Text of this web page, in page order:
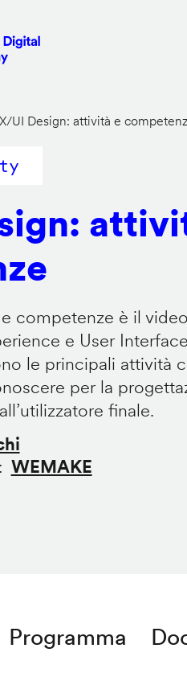
UI Design: attività e
competenze è il
e User
le principali attività
per la
finale.
WEMAKE
Programma